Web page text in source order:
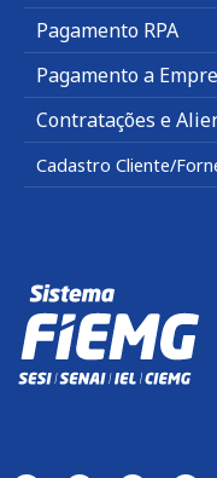
Pagamento RPA
Pagamento a
Contratações e
Cadastro Cliente/